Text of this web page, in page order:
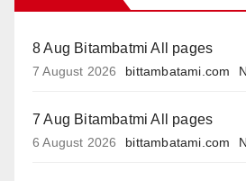
8 Aug Bitambatmi All pages
7 August 2026 bittambatami.com
7 Aug Bitambatmi All pages
6 August 2026 bittambatami.com